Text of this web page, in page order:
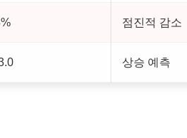
점진적 감소
상승 예측